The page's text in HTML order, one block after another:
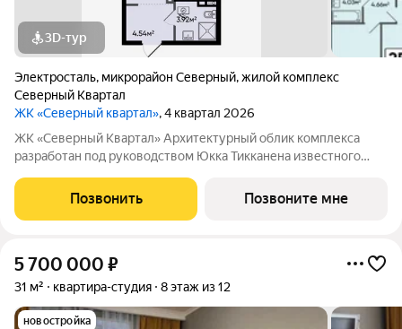
3D-тур
Электросталь, микрорайон Северный,жилой комплекс
Северный Квартал
ЖК «Северный квартал», 4 квартал 2026
ЖК «Северный Квартал» Архитектурный облик комплекса
разработан под руководством Юкка Тикканена известного
сочетании современного дизайна и северной эстетики. В
данном проекте Тикканен удачно
Позвонить Позвоните мне
5 700 000 ₽
31 м² квартира-студия 8 этаж из 12
новостройка